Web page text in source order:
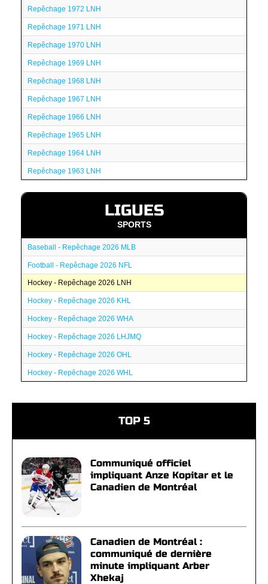
Repêchage 1972 LNH
Repêchage 1971 LNH
Repêchage 1970 LNH
Repêchage 1969 LNH
Repêchage 1968 LNH
Repêchage 1967 LNH
Repêchage 1966 LNH
Repêchage 1965 LNH
Repêchage 1964 LNH
Repêchage 1963 LNH
LIGUES
SPORTS
Baseball - Repêchage 2026 MLB
Football - Repêchage 2026 NFL
Hockey - Repêchage 2026 LNH
Hockey - Repêchage 2026 KHL
Hockey - Repêchage 2026 WHA
Hockey - Repêchage 2026 LHJMQ
Hockey - Repêchage 2026 OHL
Hockey - Repêchage 2026 WHL
TOP 5
Communiqué officiel
impliquant Anze Kopitar et le
Canadien de Montréal
Canadien de Montréal :
communiqué de dernière
minute impliquant Arber
Xhekaj